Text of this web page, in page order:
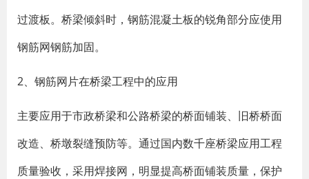
过渡板。桥梁倾斜时，钢筋混凝土板的锐角部分应使用
钢筋网钢筋加固。
2、钢筋网片在桥梁工程中的应用
主要应用于市政桥梁和公路桥梁的桥面铺装、旧桥桥面
改造、桥墩裂缝预防等。通过国内数千座桥梁应用工程
质量验收，采用焊接网，明显提高桥面铺装质量，保护